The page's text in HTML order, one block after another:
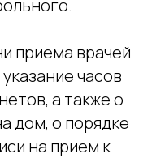
приема врачей
часов
а также о
дом, о порядке
на прием к